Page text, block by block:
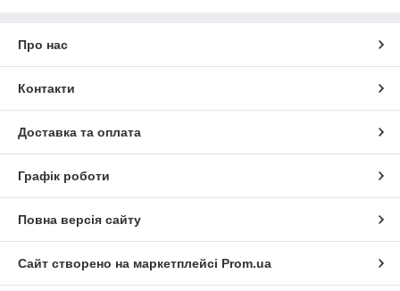
Про нас
Контакти
Доставка та оплата
Графік роботи
Повна версія сайту
Сайт створено на маркетплейсі Prom.ua